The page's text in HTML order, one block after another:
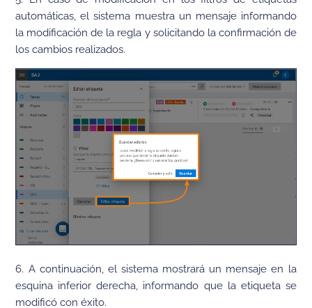
automáticas, el sistema muestra un mensaje informando
la modificación de la regla y solicitando la confirmación de
los cambios realizados.
6. A continuación, el sistema mostrará un mensaje en la
esquina inferior derecha, informando que la etiqueta se
modificó con éxito.